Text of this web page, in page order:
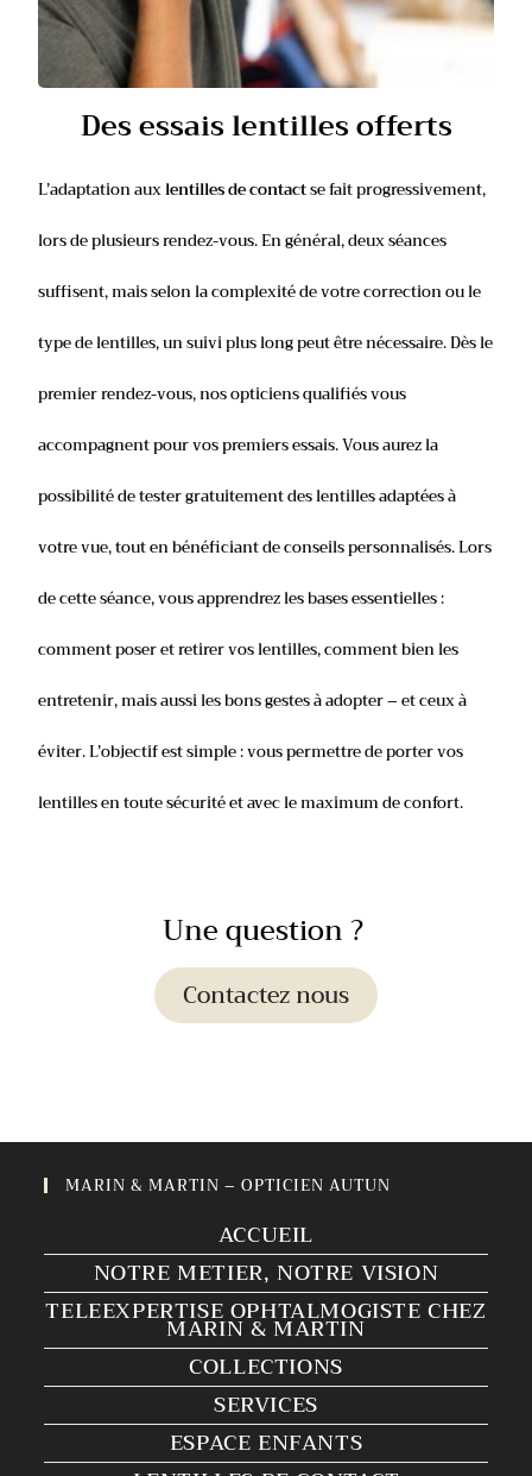
Des essais lentilles offerts
L’adaptation auxlentilles de contactse fait progressivement,
lors de plusieurs rendez-vous. En général, deux séances
suffisent, mais selon la complexité de votre correction ou le
type de lentilles, un suivi plus long peut être nécessaire. Dès le
premier rendez-vous, nos opticiens qualifiés vous
accompagnent pour vos premiers essais. Vous aurez la
possibilité de tester gratuitement des lentilles adaptées à
votre vue, tout en bénéficiant de conseils personnalisés. Lors
de cette séance, vous apprendrez les bases essentielles :
comment poser et retirer vos lentilles, comment bien les
entretenir, mais aussi les bons gestes à adopter – et ceux à
éviter. L’objectif est simple : vous permettre de porter vos
lentilles en toute sécurité et avec le maximum de confort.
Une question ?
Contactez nous
MARIN & MARTIN – OPTICIEN AUTUN
ACCUEIL
NOTRE METIER, NOTRE VISION
TELEEXPERTISE OPHTALMOGISTE CHEZ
MARIN & MARTIN
COLLECTIONS
SERVICES
ESPACE ENFANTS